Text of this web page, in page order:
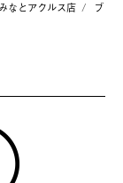
なとアクルス店
ブ